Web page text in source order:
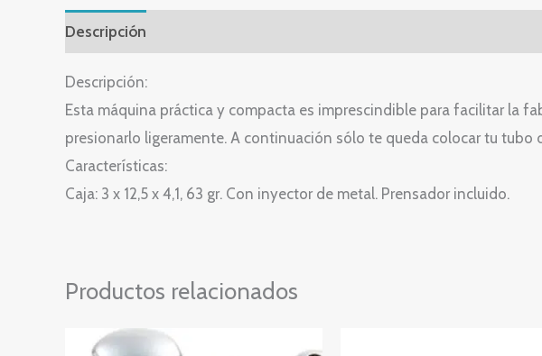
Descripción
Descripción:
Esta máquina práctica y compacta es imprescindible para facilitar la
presionarlo ligeramente. A continuación sólo te queda colocar tu
Características:
Caja: 3 x 12,5 x 4,1, 63 gr. Con inyector de metal. Prensador incluido.
Productos relacionados